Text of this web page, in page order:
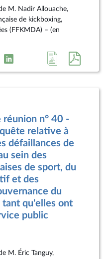
M. Nadir Allouache,
de kickboxing,
(FFKMDA) – (en
Accéder
à
document
au
pdf
réunion n° 40 -
relative à
défaillances de
sein des
de sport, du
et des
du
qu'elles ont
public
M. Éric Tanguy,